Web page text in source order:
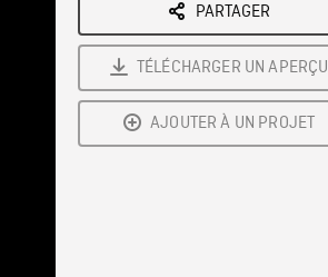
PARTAGER
TÉLÉCHARGER UN APERÇU
AJOUTER À UN PROJET